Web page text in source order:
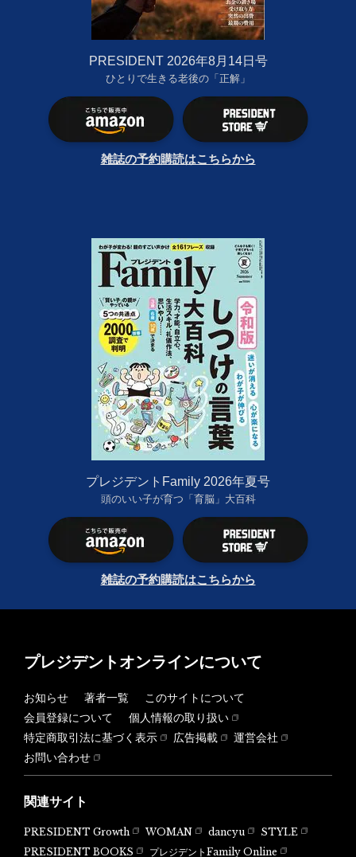
PRESIDENT 2026年8月14日号
ひとりで生きる老後の「正解」
雑誌の予約購読はこちらから
プレジデントFamily 2026年夏号
頭のいい子が育つ「育脳」大百科
雑誌の予約購読はこちらから
プレジデントオンラインについて
お知らせ 著者一覧
このサイトについて
会員登録について
個人情報の取り扱い
特定商取引法に基づく表示
広告掲載
運営会社
お問い合わせ
関連サイト
PRESIDENT Growth WOMAN dancyu
STYLE
PRESIDENT BOOKS
プレジデントFamily Online